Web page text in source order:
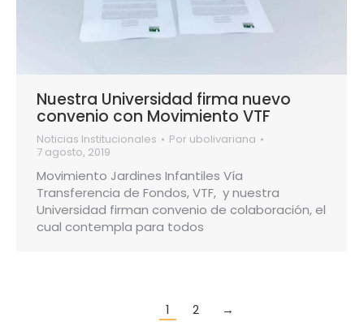
Nuestra Universidad firma nuevo
convenio con Movimiento VTF
Noticias Institucionales Por ubolivariana
7 agosto, 2019
Movimiento Jardines Infantiles Vía
Transferencia de Fondos, VTF, y nuestra
Universidad firman convenio de colaboración, el
cual contempla para todos
1 2 →